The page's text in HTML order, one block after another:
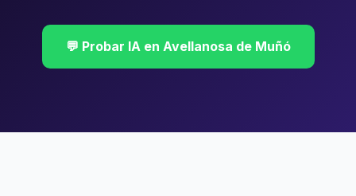
💬 Probar IA en Avellanosa de Muñó